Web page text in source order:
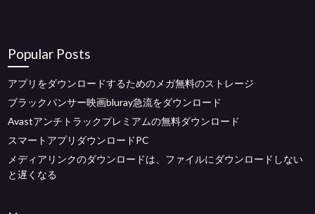
Popular Posts
アプリをダウンロードするためのメガ無料のストレージ
ブラックパンサー映画bluray急流をダウンロード
Avastアンチトラックプレミアムの無料ダウンロード
スマートアプリダウンロードPC
メディアリンクのダウンロードは、ファイルにダウンロードしない
と遅くなる